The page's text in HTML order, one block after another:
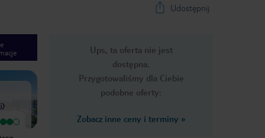
Udostępnij
Ups, ta oferta nie jest
dostępna.
Przygotowaliśmy dla Ciebie
podobne oferty:
Zobacz inne ceny i terminy »
Next slide
1/27
)
Bardzo dobry Wyjątkowy